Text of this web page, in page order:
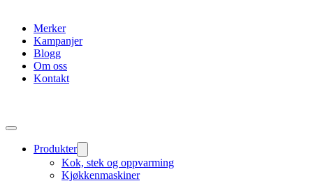
Merker
Kampanjer
Blogg
Om oss
Kontakt
Produkter
Kok, stek og oppvarming
Kjøkkenmaskiner